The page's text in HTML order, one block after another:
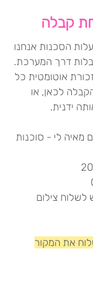
קבלה
הסכנות אנחנו
דרך המערכת.
אוטומטית כל
לכאן, או
ידנית.
מאיה לי - סוכנות
לשלוח צילום
את המקור